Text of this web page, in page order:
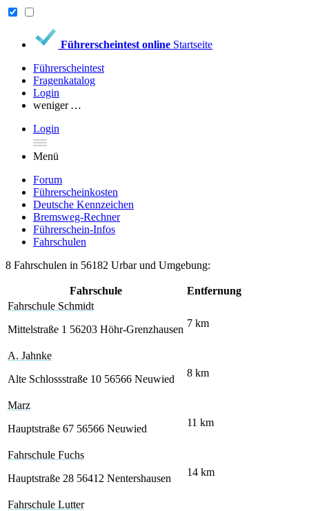
Führerscheintest online Startseite
Führerscheintest
Fragenkatalog
Login
weniger …
Login
Menü
Forum
Führerscheinkosten
Deutsche Kennzeichen
Bremsweg-Rechner
Führerschein-Infos
Fahrschulen
8 Fahrschulen in 56182 Urbar und Umgebung:
Fahrschule
Entfernung
Fahrschule Schmidt
Mittelstraße 1 56203 Höhr-Grenzhausen
7 km
A. Jahnke
Alte Schlossstraße 10 56566 Neuwied
8 km
Marz
Hauptstraße 67 56566 Neuwied
11 km
Fahrschule Fuchs
Hauptstraße 28 56412 Nentershausen
14 km
Fahrschule Lutter